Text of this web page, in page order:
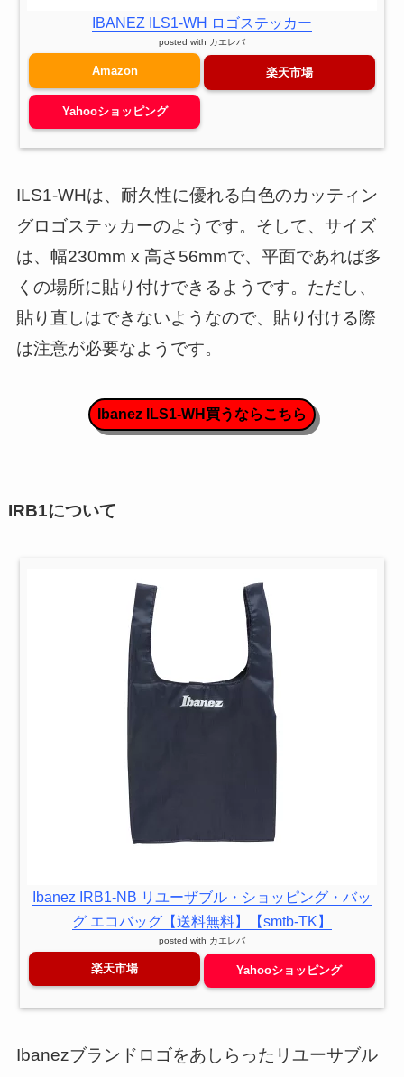
IBANEZ ILS1-WH ロゴステッカー
posted with カエレバ
Amazon 楽天市場
Yahooショッピング
ILS1-WHは、耐久性に優れる白色のカッティン
グロゴステッカーのようです。そして、サイズ
は、幅230mm x 高さ56mmで、平面であれば多
くの場所に貼り付けできるようです。ただし、
貼り直しはできないようなので、貼り付ける際
は注意が必要なようです。
Ibanez ILS1-WH買うならこちら
IRB1について
Ibanez IRB1-NB リユーザブル・ショッピング・バッ
グ エコバッグ【送料無料】【smtb-TK】
posted with カエレバ
楽天市場 Yahooショッピング
Ibanezブランドロゴをあしらったリユーサブル